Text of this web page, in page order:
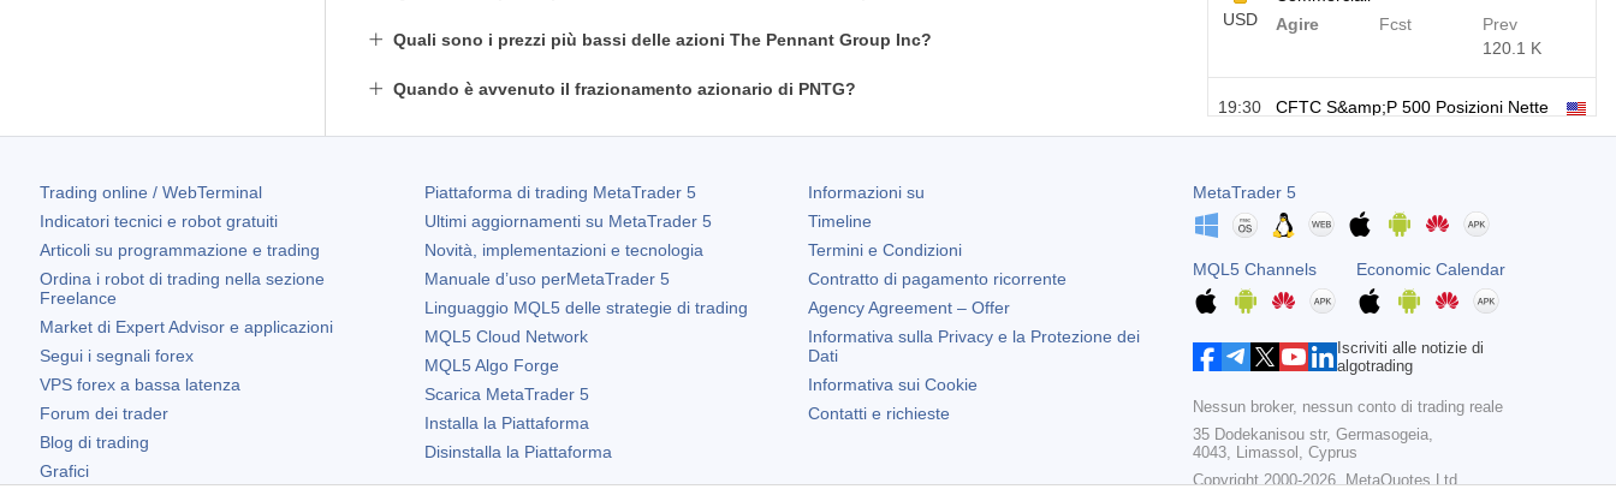
Quali sono i prezzi più bassi delle azioni The Pennant Group Inc?
Quando è avvenuto il frazionamento azionario di PNTG?
USD
Agire
Fcst
Prev
120.1 K
19:30
CFTC S&amp;P 500 Posizioni Nette
19:30
USD
CFTC Nasdaq 100 Posizioni Nette
Fcst
Prev
4.9 K
Trading online / WebTerminal
Indicatori tecnici e robot gratuiti
Articoli su programmazione e trading
Ordina i robot di trading nella sezione
Freelance
Market di Expert Advisor e applicazioni
Segui i segnali forex
VPS forex a bassa latenza
Forum dei trader
Blog di trading
Grafici
Piattaforma di trading MetaTrader 5
Ultimi aggiornamenti su MetaTrader 5
Novità, implementazioni e tecnologia
Manuale d’uso perMetaTrader 5
Linguaggio MQL5 delle strategie di trading
MQL5 Cloud Network
MQL5 Algo Forge
Scarica MetaTrader 5
Installa la Piattaforma
Disinstalla la Piattaforma
Informazioni su
Timeline
Termini e Condizioni
Contratto di pagamento ricorrente
Agency Agreement – Offer
Informativa sulla Privacy e la Protezione dei
Dati
Informativa sui Cookie
Contatti e richieste
MetaTrader 5
MQL5 Channels Economic Calendar
Iscriviti alle notizie di
algotrading
Nessun broker, nessun conto di trading reale
35 Dodekanisou str, Germasogeia,
4043, Limassol, Cyprus
Copyright 2000-2026,MetaQuotes Ltd